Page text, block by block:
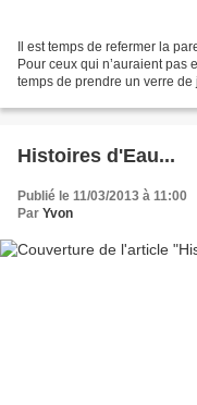
Il est temps de refermer la
Pour ceux qui n’auraient pas
temps de prendre un verre
Histoires d'Eau...
Publié le 11/03/2013 à 11:00
Par Yvon